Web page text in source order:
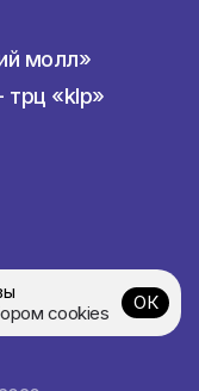
молл»
трц «klp»
cookies ОК